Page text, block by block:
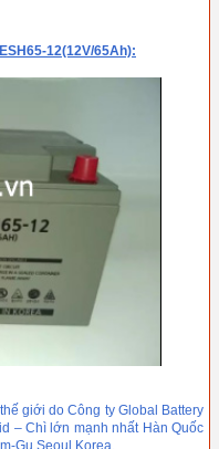
12(12V/65Ah):
giới do Công ty Global Battery
– Chì lớn mạnh nhất Hàn Quốc
Gu Seoul Korea.